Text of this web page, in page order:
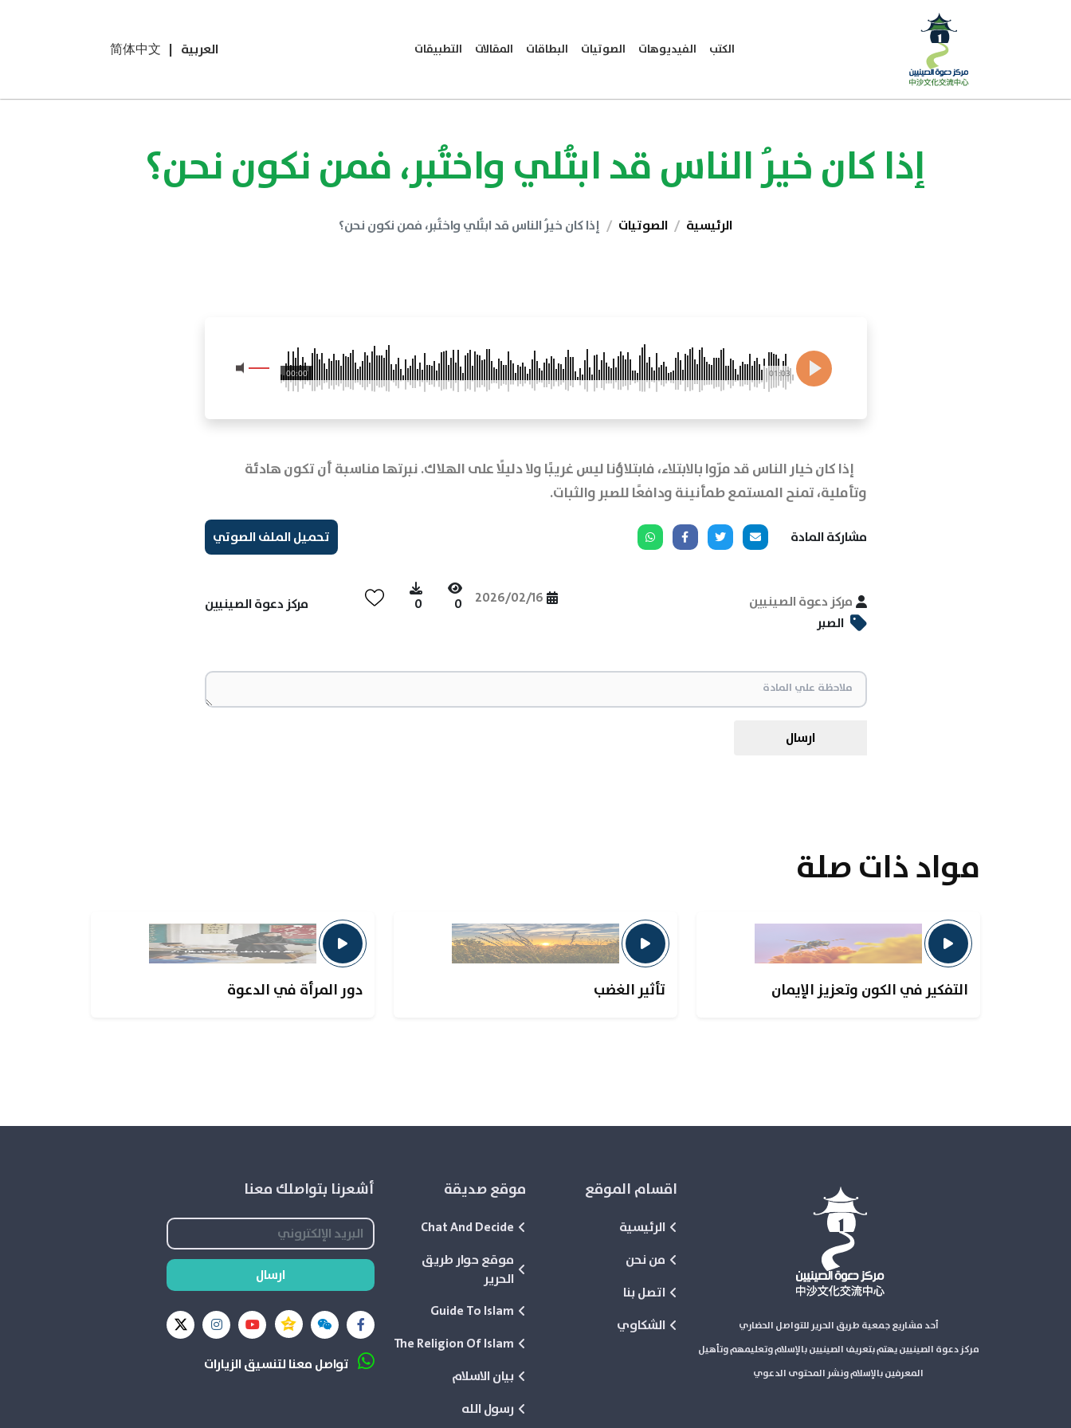
الكتب الفيديوهات الصوتيات البطاقات المقالات التطبيقات العربية |
简体中文
إذا كان خيرُ الناس قد ابتُلي واختُبر، فمن نكون نحن؟
الرئيسية الصوتيات إذا كان خيرُ الناس قد ابتُلي واختُبر، فمن نكون نحن؟
01:03
00:00
إذا كان خيار الناس قد مرّوا بالابتلاء، فابتلاؤنا ليس غريبًا ولا دليلًا على الهلاك. نبرتها مناسبة أن تكون هادئة
وتأملية، تمنح المستمع طمأنينة ودافعًا للصبر والثبات.
مشاركة المادة تحميل الملف الصوتي
مركز دعوة الصينيين 2026/02/16
0
0
مركز دعوة الصينيين
الصبر
ارسال
مواد ذات صلة
التفكير في الكون وتعزيز الإيمان تأثير الغضب دور المرأة في الدعوة
أحد مشاريع جمعية طريق الحرير للتواصل الحضاري
مركز دعوة الصينيين يهتم بتعريف الصينيين بالإسلام وتعليمهم وتأهيل
المعرفين بالإسلام ونشر المحتوى الدعوي
اقسام الموقع
الرئيسية
من نحن
اتصل بنا
الشكاوي
موقع صديقة
Chat And Decide
موقع حوار طريق
الحرير
Guide To Islam
The Religion Of Islam
بيان الاسلام
رسول الله
أشعرنا بتواصلك معنا
ارسال
تواصل معنا لتنسيق الزيارات